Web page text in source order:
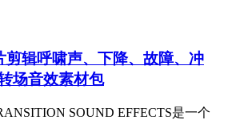
剪辑呼啸声、下降、故障、冲
场音效素材包
SOUND EFFECTS是一个